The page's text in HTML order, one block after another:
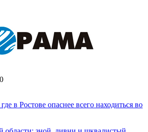
в Ростове опаснее всего находиться во